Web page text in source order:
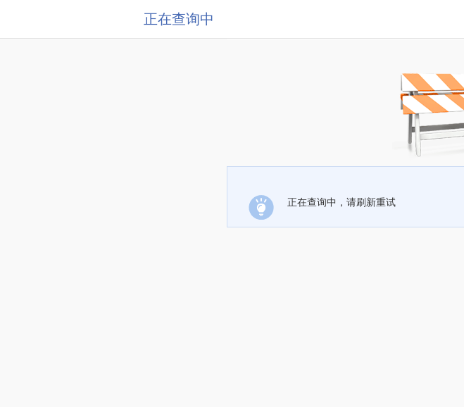
正在查询中
正在查询中，请刷新重试